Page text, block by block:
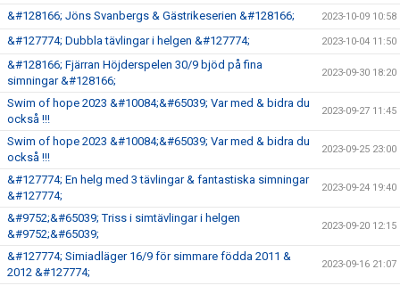
&#128166; Jöns Svanbergs & Gästrikeserien &#128166; 2023-10-09 10:58
&#127774; Dubbla tävlingar i helgen &#127774; 2023-10-04 11:50
&#128166; Fjärran Höjderspelen 30/9 bjöd på fina
simningar &#128166;
2023-09-30 18:20
Swim of hope 2023 &#10084;&#65039; Var med & bidra du
också !!!
2023-09-27 11:45
Swim of hope 2023 &#10084;&#65039; Var med & bidra du
också !!!
2023-09-25 23:00
&#127774; En helg med 3 tävlingar & fantastiska simningar
&#127774;
2023-09-24 19:40
&#9752;&#65039; Triss i simtävlingar i helgen
&#9752;&#65039;
2023-09-20 12:15
&#127774; Simiadläger 16/9 för simmare födda 2011 &
2012 &#127774;
2023-09-16 21:07